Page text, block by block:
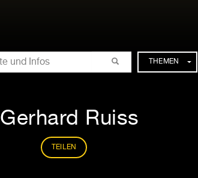
THEMEN
Gerhard Ruiss
TEILEN